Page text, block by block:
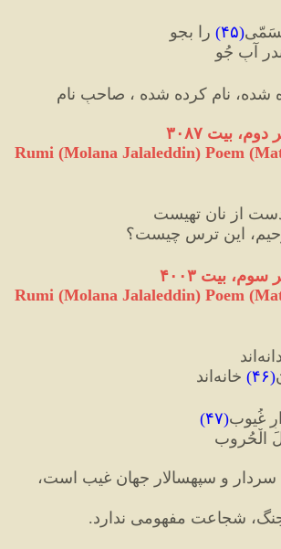
(۴۵) را بجو
آبِ جُو
شده، نام کرده شده ، صاحبِ نام
بیت ۳۰۸۷
Rumi (Molana Jalaleddin) Poem
از نان تهیست
این ترس چیست‏؟
بیت ۴۰۰۳
Rumi (Molana Jalaleddin) Poem
(۴۶) خانه‌اند
غُیوب(۴۷)
الْحُروب
شجاعت مفهومی ندارد.